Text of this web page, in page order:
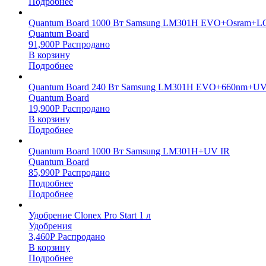
Quantum Board 1000 Вт Samsung LM301H
Quantum Board
91,900Р Распродано
В корзину
Подробнее
Quantum Board 240 Вт Samsung LM301H
Quantum Board
19,900Р Распродано
В корзину
Подробнее
Quantum Board 1000 Вт Samsung LM301H+UV IR
Quantum Board
85,990Р Распродано
Подробнее
Подробнее
Удобрение Clonex Pro Start 1 л
Удобрения
3,460Р Распродано
В корзину
Подробнее